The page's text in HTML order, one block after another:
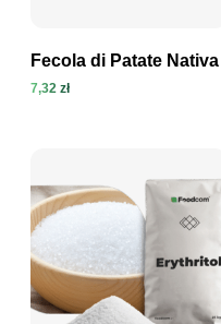
Fecola di Patate Nativa
7,32 zł